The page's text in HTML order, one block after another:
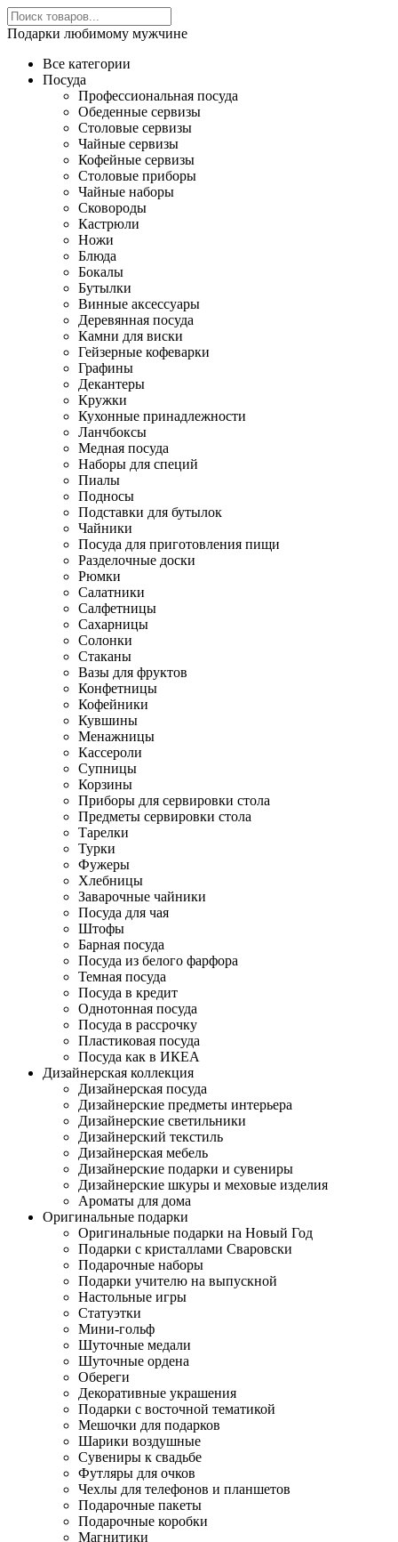
Подарки любимому мужчине
Все категории
Посуда
Профессиональная посуда
Обеденные сервизы
Столовые сервизы
Чайные сервизы
Кофейные сервизы
Столовые приборы
Чайные наборы
Сковороды
Кастрюли
Ножи
Блюда
Бокалы
Бутылки
Винные аксессуары
Деревянная посуда
Камни для виски
Гейзерные кофеварки
Графины
Декантеры
Кружки
Кухонные принадлежности
Ланчбоксы
Медная посуда
Наборы для специй
Пиалы
Подносы
Подставки для бутылок
Чайники
Посуда для приготовления пищи
Разделочные доски
Рюмки
Салатники
Салфетницы
Сахарницы
Солонки
Стаканы
Вазы для фруктов
Конфетницы
Кофейники
Кувшины
Менажницы
Кассероли
Супницы
Корзины
Приборы для сервировки стола
Предметы сервировки стола
Тарелки
Турки
Фужеры
Хлебницы
Заварочные чайники
Посуда для чая
Штофы
Барная посуда
Посуда из белого фарфора
Темная посуда
Посуда в кредит
Однотонная посуда
Посуда в рассрочку
Пластиковая посуда
Посуда как в ИКЕА
Дизайнерская коллекция
Дизайнерская посуда
Дизайнерские предметы интерьера
Дизайнерские светильники
Дизайнерский текстиль
Дизайнерская мебель
Дизайнерские подарки и сувениры
Дизайнерские шкуры и меховые изделия
Ароматы для дома
Оригинальные подарки
Оригинальные подарки на Новый Год
Подарки с кристаллами Сваровски
Подарочные наборы
Подарки учителю на выпускной
Настольные игры
Статуэтки
Мини-гольф
Шуточные медали
Шуточные ордена
Обереги
Декоративные украшения
Подарки с восточной тематикой
Мешочки для подарков
Шарики воздушные
Сувениры к свадьбе
Футляры для очков
Чехлы для телефонов и планшетов
Подарочные пакеты
Подарочные коробки
Магнитики